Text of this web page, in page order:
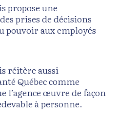
propose une
prises de décisions
pouvoir aux employés
réitère aussi
Québec comme
l’agence œuvre de façon
à personne.